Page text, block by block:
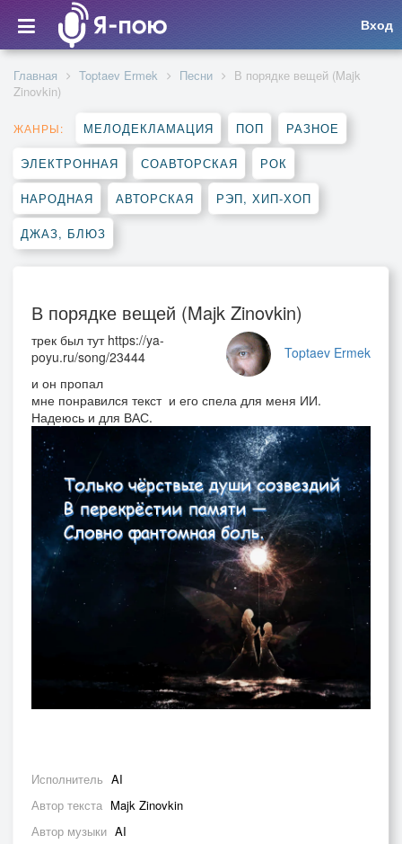
Вход
Главная Toptaev Ermek Песни
В порядке вещей (Majk
Zinovkin)
ЖАНРЫ: МЕЛОДЕКЛАМАЦИЯ ПОП РАЗНОЕ
ЭЛЕКТРОННАЯ СОАВТОРСКАЯ РОК
НАРОДНАЯ АВТОРСКАЯ РЭП, ХИП-ХОП
ДЖАЗ, БЛЮЗ
В порядке вещей (Majk Zinovkin)
Toptaev Ermek
трек был тут https://ya-
poyu.ru/song/23444
и он пропал
мне понравился текст и его спела для меня ИИ.
Надеюсь и для ВАС.
Исполнитель AI
Автор текста Majk Zinovkin
Автор музыки AI